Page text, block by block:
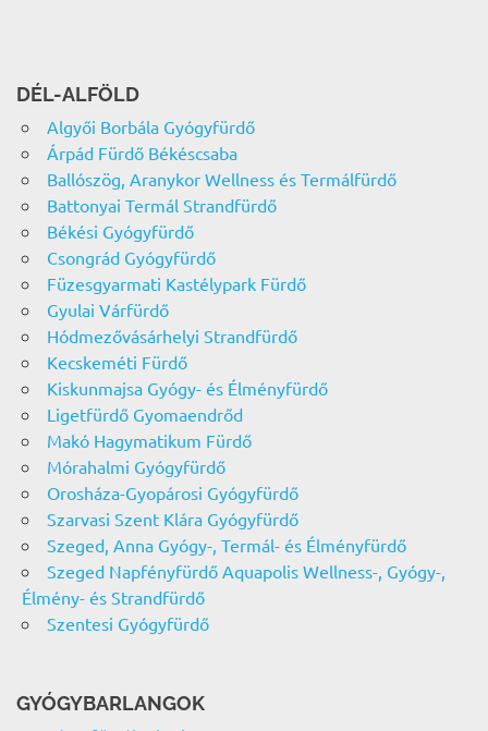
DÉL-ALFÖLD
Algyői Borbála Gyógyfürdő
Árpád Fürdő Békéscsaba
Ballószög, Aranykor Wellness és Termálfürdő
Battonyai Termál Strandfürdő
Békési Gyógyfürdő
Csongrád Gyógyfürdő
Füzesgyarmati Kastélypark Fürdő
Gyulai Várfürdő
Hódmezővásárhelyi Strandfürdő
Kecskeméti Fürdő
Kiskunmajsa Gyógy- és Élményfürdő
Ligetfürdő Gyomaendrőd
Makó Hagymatikum Fürdő
Mórahalmi Gyógyfürdő
Orosháza-Gyopárosi Gyógyfürdő
Szarvasi Szent Klára Gyógyfürdő
Szeged, Anna Gyógy-, Termál- és Élményfürdő
Szeged Napfényfürdő Aquapolis Wellness-, Gyógy-,
Élmény- és Strandfürdő
Szentesi Gyógyfürdő
GYÓGYBARLANGOK